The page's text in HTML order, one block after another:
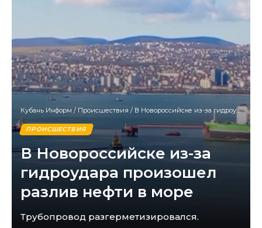
Кубань Информ / Происшествия / В Новороссийске из-за гидроудара произошел разлив нефти в море
ПРОИСШЕСТВИЯ
В Новороссийске из-за
гидроудара произошел
разлив нефти в море
Трубопровод разгерметизировался.